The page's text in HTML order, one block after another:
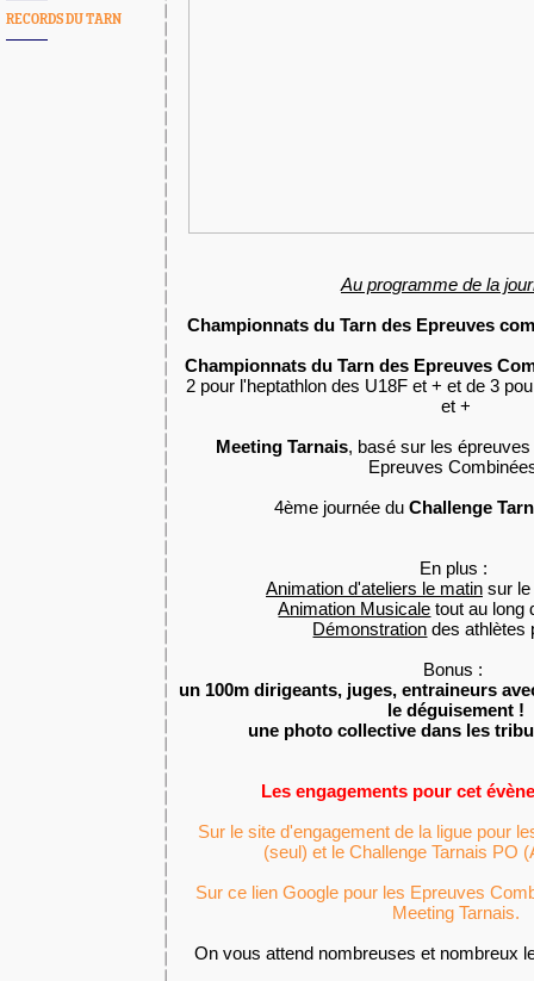
RECORDS DU TARN
Au programme de la
Championnats du Tarn des Epreuves
Championnats du Tarn des Epreuves
2 pour l'heptathlon des U18F et + et de 3
et +
Meeting Tarnais, basé sur les
Epreuves
4ème journée du Challenge
En plus :
Animation d'ateliers le matin sur
Animation Musicale tout au long
Démonstration des athlètes
Bonus :
un 100m dirigeants, juges, entraineurs
le déguisement !
une photo collective dans les
Les engagements pour cet
Sur le site d'engagement de la ligue pour
(seul) et le Challenge Tarnais PO
Sur ce lien Google pour les Epreuves
Meeting Tarnais.
On vous attend nombreuses et nombreux